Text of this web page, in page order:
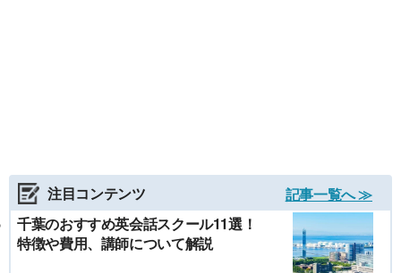
注目コンテンツ
記事一覧へ ≫
千葉のおすすめ英会話スクール11選！
特徴や費用、講師について解説